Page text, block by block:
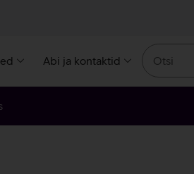
Abi ja kontaktid